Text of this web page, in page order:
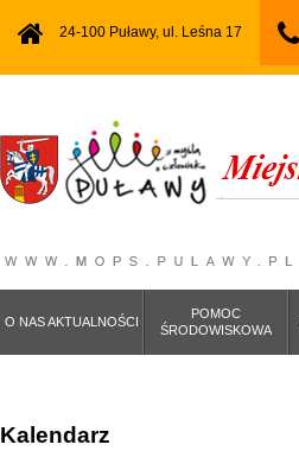
24-100 Puławy, ul. Leśna 17
O NAS AKTUALNOŚCI
POMOC
ŚRODOWISKOWA
Kalendarz